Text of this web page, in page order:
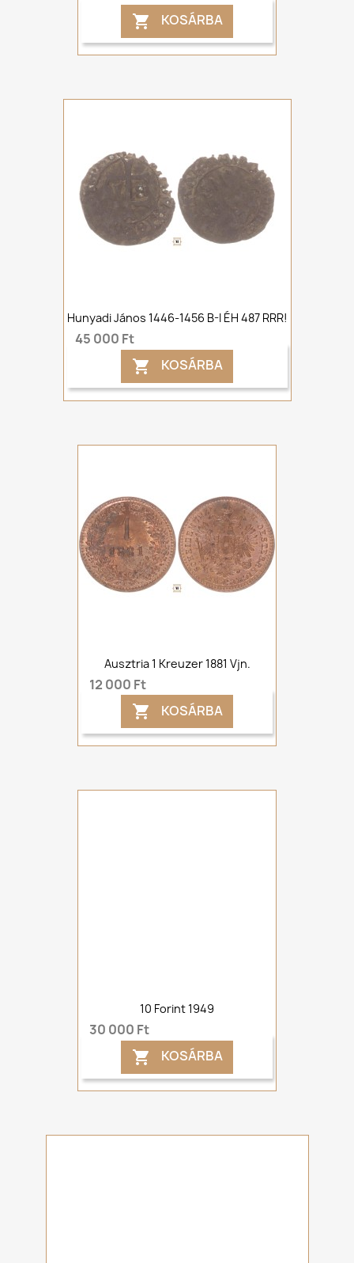
 KOSÁRBA
Hunyadi János 1446-1456 B-I ÉH 487 RRR!
45 000 Ft
 KOSÁRBA
Ausztria 1 Kreuzer 1881 Vjn.
12 000 Ft
 KOSÁRBA
10 Forint 1949
30 000 Ft
 KOSÁRBA